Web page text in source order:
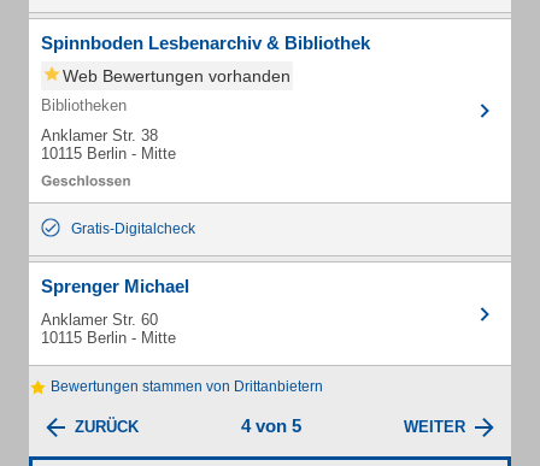
Spinnboden Lesbenarchiv & Bibliothek
Web Bewertungen vorhanden
Bibliotheken
Anklamer Str. 38
10115 Berlin - Mitte
Gratis-Digitalcheck
Sprenger Michael
Anklamer Str. 60
10115 Berlin - Mitte
Bewertungen stammen von Drittanbietern
ZURÜCK 4 von 5 WEITER